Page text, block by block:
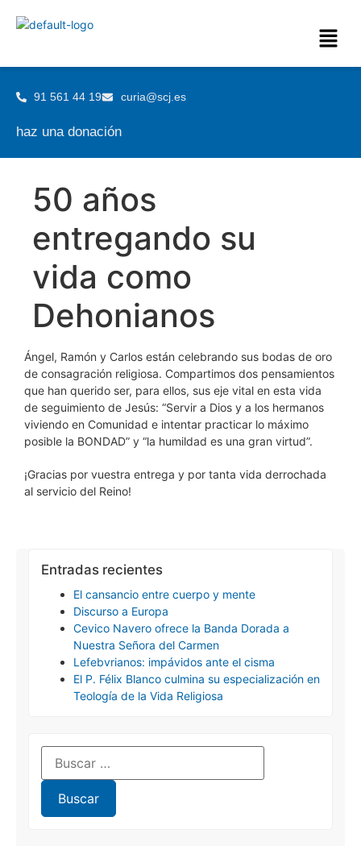
91 561 44 19 curia@scj.es
haz una donación
50 años
entregando su
vida como
Dehonianos
Ángel, Ramón y Carlos están celebrando sus bodas de oro
de consagración religiosa. Compartimos dos pensamientos
que han querido ser, para ellos, sus eje vital en esta vida
de seguimiento de Jesús: “Servir a Dios y a los hermanos
viviendo en Comunidad e intentar practicar lo máximo
posible la BONDAD” y “la humildad es una gran virtud”.
¡Gracias por vuestra entrega y por tanta vida derrochada
al servicio del Reino!
Entradas recientes
El cansancio entre cuerpo y mente
Discurso a Europa
Cevico Navero ofrece la Banda Dorada a
Nuestra Señora del Carmen
Lefebvrianos: impávidos ante el cisma
El P. Félix Blanco culmina su especialización en
Teología de la Vida Religiosa